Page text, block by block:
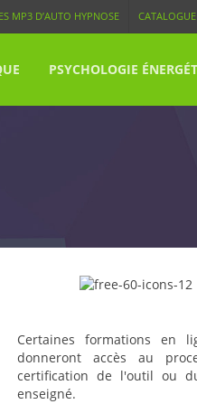
MP3 D’AUTO HYPNOSE
PSYCHOLOGIE
Certaines formations en
donneront accès au
certification de l'outil ou
enseigné.